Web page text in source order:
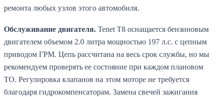
ремонта любых узлов этого автомобиля.
Обслуживание двигателя. Tenet T8 оснащается бензиновым
двигателем объемом 2.0 литра мощностью 197 л.с. с цепным
приводом ГРМ. Цепь рассчитана на весь срок службы, но мы
рекомендуем проверять ее состояние при каждом плановом
ТО. Регулировка клапанов на этом моторе не требуется
благодаря гидрокомпенсаторам. Замена свечей зажигания